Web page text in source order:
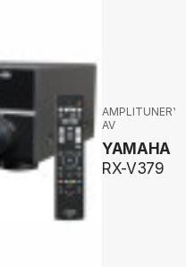
AMPLITUNERY
AV
YAMAHA
RX-V379